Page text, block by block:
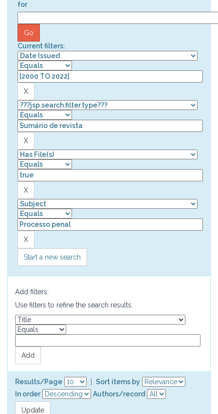
for
Current filters:
Start a new search
Add filters:
Use filters to refine the search results.
Results/Page
Sort items by
In order
Authors/record